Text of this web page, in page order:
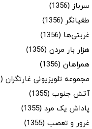
سرباز (1356)
طغیانگر (1356)
غربتی‌ها (1356)
هزار بار مردن (1356)
همراهان (1356)
مجموعه تلویزیونی غارتگران (1356)
آتش جنوب (1355)
پاداش یک مرد (1355)
غرور و تعصب (1355)